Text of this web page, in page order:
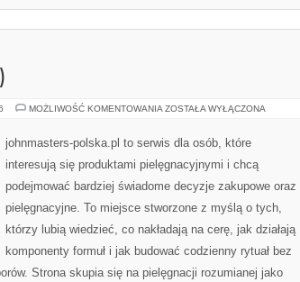
MOŻLIWOŚĆ KOMENTOWANIA CHANEL
ZOSTAŁA WYŁĄCZONA
johnmasters-polska.pl to serwis dla osób, które
interesują się produktami pielęgnacyjnymi i chcą
podejmować bardziej świadome decyzje zakupowe oraz
pielęgnacyjne. To miejsce stworzone z myślą o tych,
którzy lubią wiedzieć, co nakładają na cerę, jak działają
komponenty formuł i jak budować codzienny rytuał bez
Strona skupia się na pielęgnacji rozumianej jako